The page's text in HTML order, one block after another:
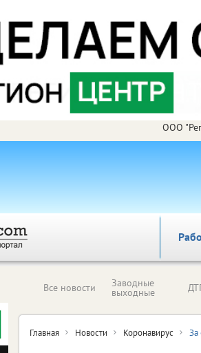
ООО
Все новости Заводные
выходные
Главная Новости Коронавирус За